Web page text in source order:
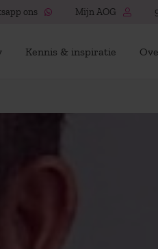
ons Mijn AOG
Kennis & inspiratie